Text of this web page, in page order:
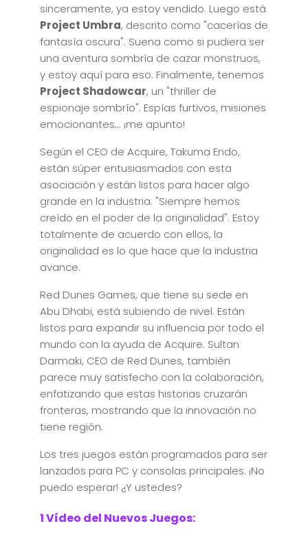
sinceramente, ya estoy vendido. Luego está
Project Umbra, descrito como "cacerías de
fantasía oscura". Suena como si pudiera ser
una aventura sombría de cazar monstruos,
y estoy aquí para eso. Finalmente, tenemos
Project Shadowcar, un "thriller de
espionaje sombrío". Espías furtivos, misiones
emocionantes... ¡me apunto!
Según el CEO de Acquire, Takuma Endo,
están súper entusiasmados con esta
asociación y están listos para hacer algo
grande en la industria: "Siempre hemos
creído en el poder de la originalidad". Estoy
totalmente de acuerdo con ellos, la
originalidad es lo que hace que la industria
avance.
Red Dunes Games, que tiene su sede en
Abu Dhabi, está subiendo de nivel. Están
listos para expandir su influencia por todo el
mundo con la ayuda de Acquire. Sultan
Darmaki, CEO de Red Dunes, también
parece muy satisfecho con la colaboración,
enfatizando que estas historias cruzarán
fronteras, mostrando que la innovación no
tiene región.
Los tres juegos están programados para ser
lanzados para PC y consolas principales. ¡No
puedo esperar! ¿Y ustedes?
1 Vídeo del Nuevos Juegos: